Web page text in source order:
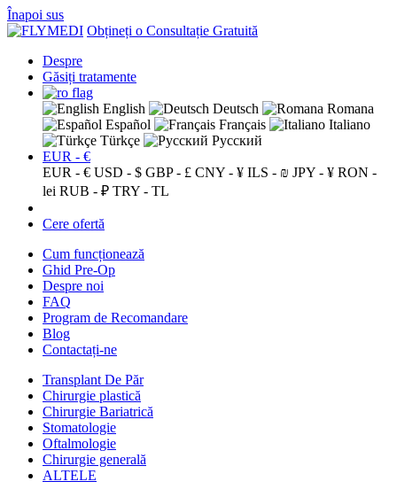
Înapoi sus
Obțineți o Consultație Gratuită
Despre
Găsiți tratamente
English Deutsch
Romana
Español
Français
Italiano
Türkçe
Русский
EUR - €
EUR - € USD - $ GBP - £ CNY - ¥ ILS - ₪ JPY - ¥ RON -
lei RUB - ₽ TRY - TL
Cere ofertă
Cum funcționează
Ghid Pre-Op
Despre noi
FAQ
Program de Recomandare
Blog
Contactați-ne
Transplant De Păr
Chirurgie plastică
Chirurgie Bariatrică
Stomatologie
Oftalmologie
Chirurgie generală
ALTELE